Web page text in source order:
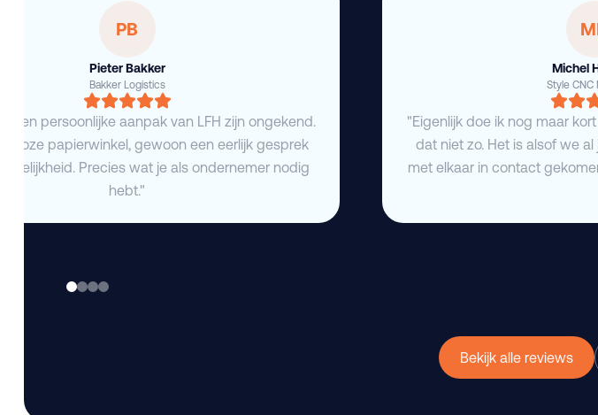
Michel
Style CNC
"Eigenlijk doe ik nog maar
dat niet zo. Het is alsof we
met elkaar in contact
PB
Pieter Bakker
Bakker Logistics
en persoonlijke aanpak van LFH zijn ongekend.
papierwinkel, gewoon een eerlijk gesprek
Precies wat je als ondernemer nodig
hebt."
Bekijk alle reviews